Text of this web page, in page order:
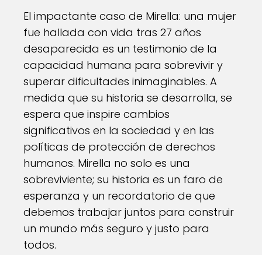
El impactante caso de Mirella: una mujer
fue hallada con vida tras 27 años
desaparecida es un testimonio de la
capacidad humana para sobrevivir y
superar dificultades inimaginables. A
medida que su historia se desarrolla, se
espera que inspire cambios
significativos en la sociedad y en las
políticas de protección de derechos
humanos. Mirella no solo es una
sobreviviente; su historia es un faro de
esperanza y un recordatorio de que
debemos trabajar juntos para construir
un mundo más seguro y justo para
todos.